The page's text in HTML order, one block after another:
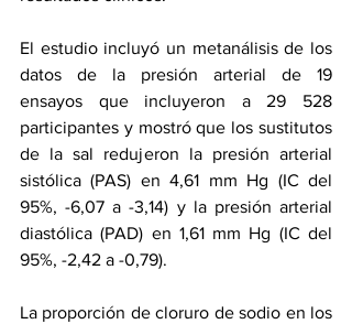
El estudio incluyó un metanálisis de los
datos de la presión arterial de 19
ensayos que incluyeron a 29 528
participantes y mostró que los sustitutos
de la sal redujeron la presión arterial
sistólica (PAS) en 4,61 mm Hg (IC del
95%, -6,07 a -3,14) y la presión arterial
diastólica (PAD) en 1,61 mm Hg (IC del
95%, -2,42 a -0,79).
La proporción de cloruro de sodio en los